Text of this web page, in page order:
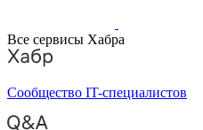
Все сервисы Хабра
Сообщество IT-специалистов